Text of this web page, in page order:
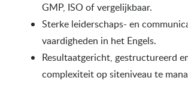
GMP, ISO of vergelijkbaar.
Sterke leiderschaps- en
vaardigheden in het Engels.
Resultaatgericht, gestructureerd
complexiteit op siteniveau te